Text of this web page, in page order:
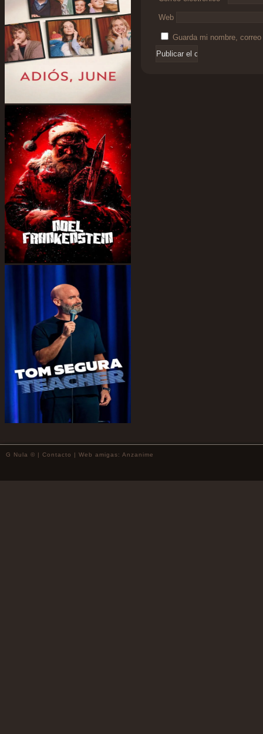
Web
Guarda mi nombre,
G Nula © | Contacto | Web amigas: Anzanime